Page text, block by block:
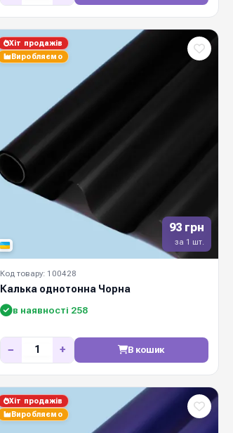
93 грн
за 1 шт.
Хіт продажів
Виробляємо
Код товару: 100428
Калька однотонна Чорна
в наявності 258
− + В кошик
Хіт продажів
Виробляємо